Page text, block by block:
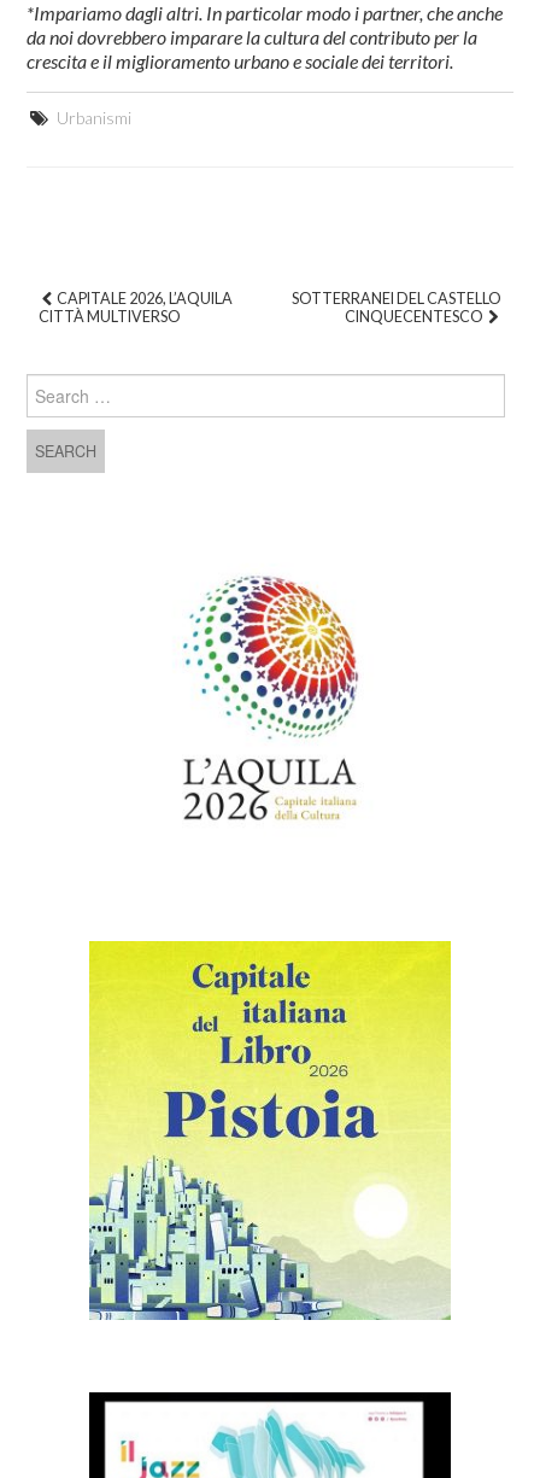
*Impariamo dagli altri. In particolar modo i partner, che anche
da noi dovrebbero imparare la cultura del contributo per la
crescita e il miglioramento urbano e sociale dei territori.
Urbanismi
CAPITALE 2026, L’AQUILA
CITTÀ MULTIVERSO
SOTTERRANEI DEL CASTELLO
CINQUECENTESCO
Search for: